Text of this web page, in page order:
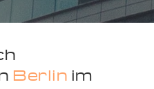
Berlin im